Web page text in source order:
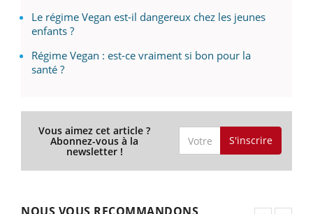
Le régime Vegan est-il dangereux chez les jeunes
enfants ?
Régime Vegan : est-ce vraiment si bon pour la
santé ?
Vous aimez cet article ?
Abonnez-vous à la
newsletter !
S'inscrire